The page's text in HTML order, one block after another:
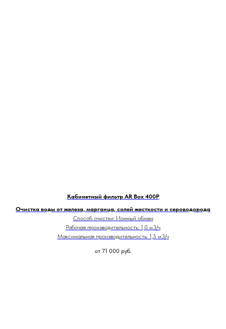
Кабинетный фильтр AR Box 400P
Очистка воды от железа, марганца, солей жесткости и сероводорода
Способ очистки: Ионный обмен
Рабочая производительность: 1,0 м3/ч
Максимальная производительность: 1,5 м3/ч
от 71 000 руб.